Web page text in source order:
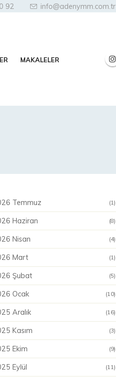
92 info@adenymm.com.tr
MAKALELER
Temmuz (1)
Haziran (8)
Nisan (4)
Mart (1)
Şubat (5)
Ocak (10)
Aralık (16)
Kasım (3)
Ekim (9)
Eylül (11)